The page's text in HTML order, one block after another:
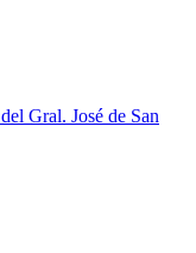
Gral. José de San